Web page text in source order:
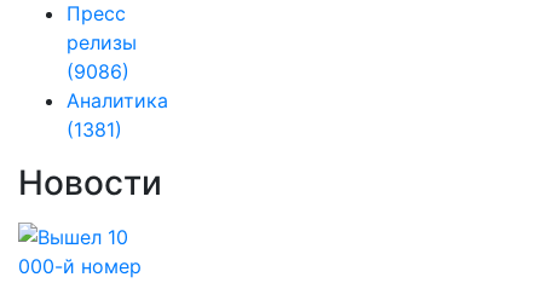
Пресс
релизы
(9086)
Аналитика
(1381)
Новости